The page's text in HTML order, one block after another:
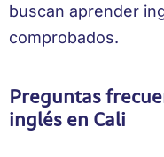
buscan aprender
comprobados.
Preguntas
inglés en Cali